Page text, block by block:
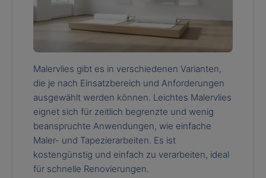
Malervlies gibt es in verschiedenen Varianten,
die je nach Einsatzbereich und Anforderungen
ausgewählt werden können. Leichtes Malervlies
eignet sich für zeitlich begrenzte und wenig
beanspruchte Anwendungen, wie einfache
Maler- und Tapezierarbeiten. Es ist
kostengünstig und einfach zu verarbeiten, ideal
für schnelle Renovierungen.